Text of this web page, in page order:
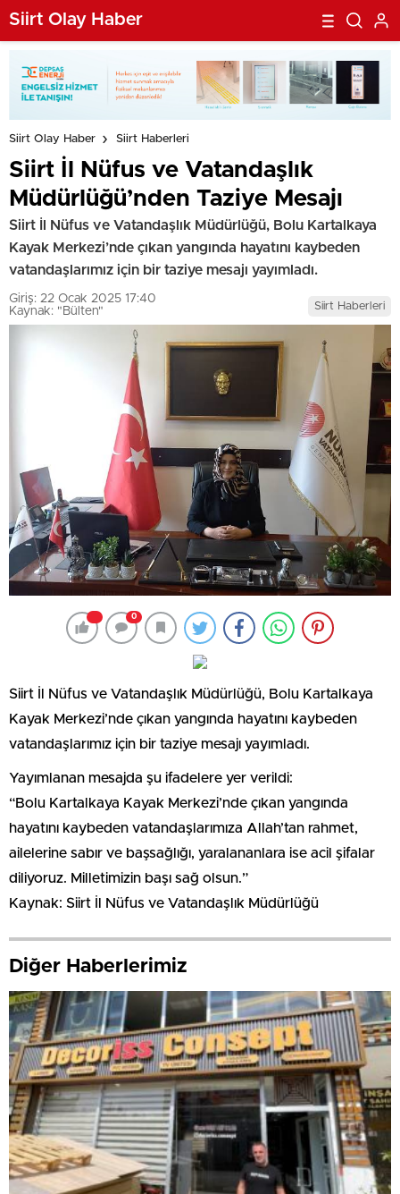
Siirt Olay Haber
Siirt Olay Haber Siirt Haberleri
Siirt İl Nüfus ve Vatandaşlık
Müdürlüğü’nden Taziye Mesajı
Siirt İl Nüfus ve Vatandaşlık Müdürlüğü, Bolu Kartalkaya
Kayak Merkezi’nde çıkan yangında hayatını kaybeden
vatandaşlarımız için bir taziye mesajı yayımladı.
Giriş: 22 Ocak 2025 17:40
Kaynak: "Bülten"
Siirt Haberleri
0
Siirt İl Nüfus ve Vatandaşlık Müdürlüğü, Bolu Kartalkaya
Kayak Merkezi’nde çıkan yangında hayatını kaybeden
vatandaşlarımız için bir taziye mesajı yayımladı.
Yayımlanan mesajda şu ifadelere yer verildi:
“Bolu Kartalkaya Kayak Merkezi’nde çıkan yangında
hayatını kaybeden vatandaşlarımıza Allah’tan rahmet,
ailelerine sabır ve başsağlığı, yaralananlara ise acil şifalar
diliyoruz. Milletimizin başı sağ olsun.”
Kaynak: Siirt İl Nüfus ve Vatandaşlık Müdürlüğü
Diğer Haberlerimiz